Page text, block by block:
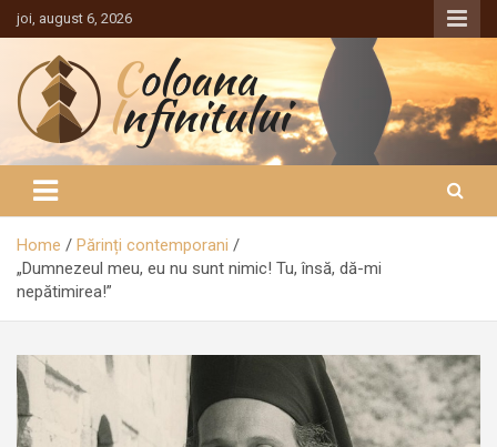
Sari
la
conținut
joi, august 6, 2026
Coloana Infinitului
Home
Părinți contemporani
„Dumnezeul meu, eu nu sunt nimic! Tu, însă, dă-mi
nepătimirea!”